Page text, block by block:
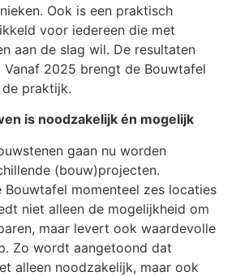
Ook is een praktisch
voor iedereen die met
aan de slag wil. De resultaten
Vanaf 2025 brengt de Bouwtafel
praktijk.
is noodzakelijk én mogelijk
gaan nu worden
(bouw)projecten.
Bouwtafel momenteel zes locaties
niet alleen de mogelijkheid om
maar levert ook waardevolle
Zo wordt aangetoond dat
alleen noodzakelijk, maar ook